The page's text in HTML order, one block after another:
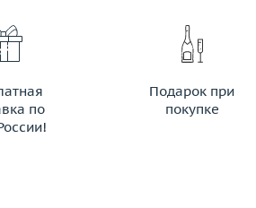
по
Подарок при
покупке